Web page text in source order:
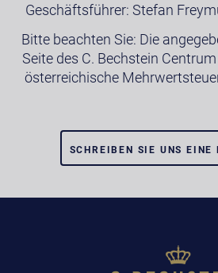
Geschäftsführer: Stefan
Bitte beachten Sie: Die
Seite des C. Bechstein
österreichische
SCHREIBEN SIE UNS EINE